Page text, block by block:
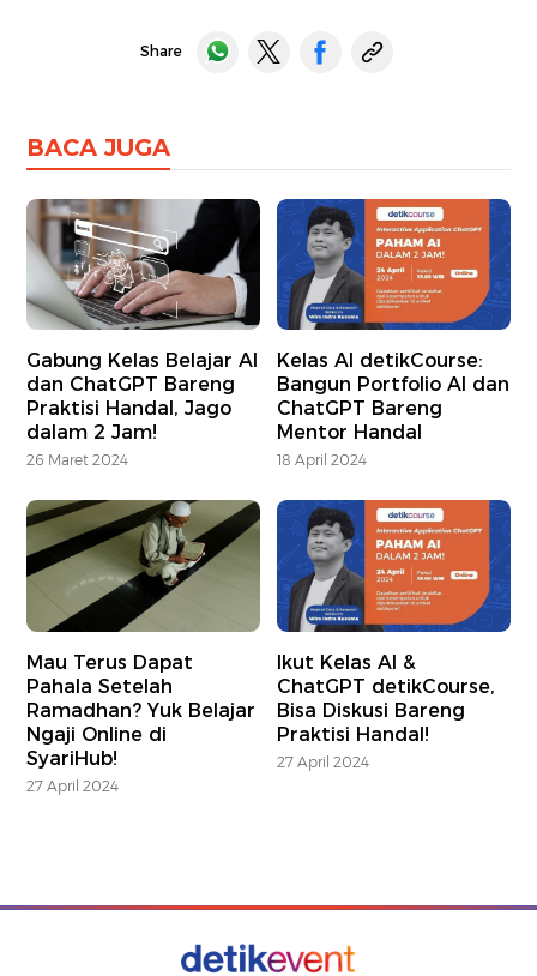
Share
BACA JUGA
Gabung Kelas Belajar AI
dan ChatGPT Bareng
Praktisi Handal, Jago
dalam 2 Jam!
26 Maret 2024
Kelas AI detikCourse:
Bangun Portfolio AI dan
ChatGPT Bareng
Mentor Handal
18 April 2024
Mau Terus Dapat
Pahala Setelah
Ramadhan? Yuk Belajar
Ngaji Online di
SyariHub!
27 April 2024
Ikut Kelas AI &
ChatGPT detikCourse,
Bisa Diskusi Bareng
Praktisi Handal!
27 April 2024